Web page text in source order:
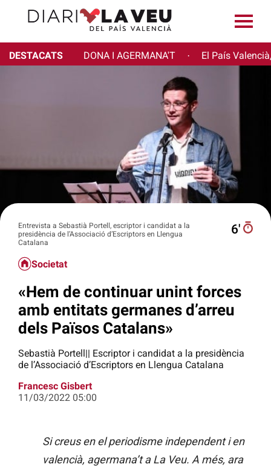
DESTACATS DONA I AGERMANA'T · El País
Entrevista a Sebastià Portell, escriptor i candidat a la
presidència de l’Associació d’Escriptors en Llengua
Catalana
6′
Societat
«Hem de continuar unint forces
amb entitats germanes d’arreu
dels Països Catalans»
Sebastià Portell|| Escriptor i candidat a la presidència
de l’Associació d’Escriptors en Llengua Catalana
Francesc Gisbert
11/03/2022 05:00
Si creus en el periodisme independent i en
valencià, agermana’t a La Veu. A més, ara